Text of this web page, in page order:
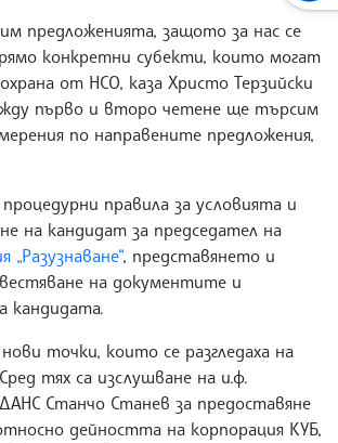
предложенията, защото за нас се
конкретни субекти, които могат
от НСО, каза Христо Терзийски
първо и второ четене ще търсим
по направените предложения,
правила за условията и
на кандидат за председател на
„Разузнаване“, представянето и
на документите и
кандидата.
нови точки, които се разгледаха на
тях са изслушване на и.ф.
Станчо Станев за предоставяне
дейността на корпорация КУБ,